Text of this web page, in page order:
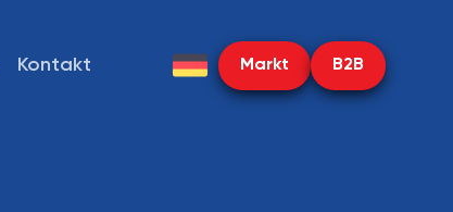
Kontakt Markt B2B